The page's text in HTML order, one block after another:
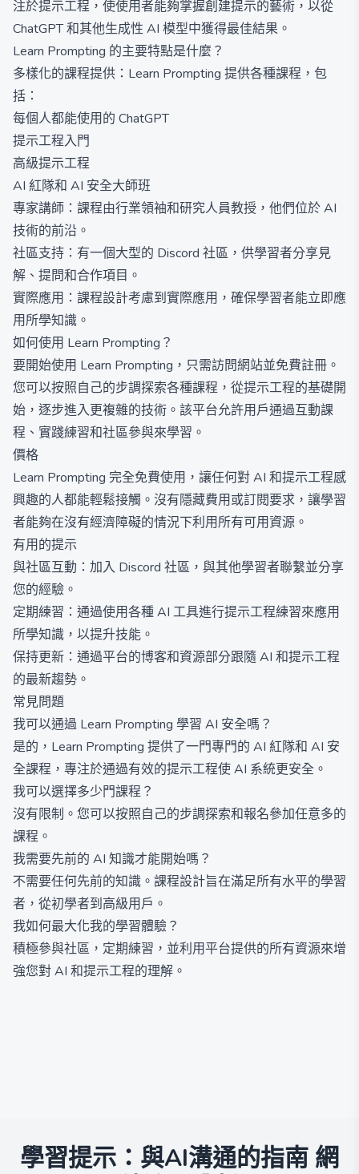
注於提示工程，使使用者能夠掌握創建提示的藝術，以從
ChatGPT 和其他生成性 AI 模型中獲得最佳結果。
Learn Prompting 的主要特點是什麼？
多樣化的課程提供：Learn Prompting 提供各種課程，包
括：
每個人都能使用的 ChatGPT
提示工程入門
高級提示工程
AI 紅隊和 AI 安全大師班
專家講師：課程由行業領袖和研究人員教授，他們位於 AI
技術的前沿。
社區支持：有一個大型的 Discord 社區，供學習者分享見
解、提問和合作項目。
實際應用：課程設計考慮到實際應用，確保學習者能立即應
用所學知識。
如何使用 Learn Prompting？
要開始使用 Learn Prompting，只需訪問網站並免費註冊。
您可以按照自己的步調探索各種課程，從提示工程的基礎開
始，逐步進入更複雜的技術。該平台允許用戶通過互動課
程、實踐練習和社區參與來學習。
價格
Learn Prompting 完全免費使用，讓任何對 AI 和提示工程感
興趣的人都能輕鬆接觸。沒有隱藏費用或訂閱要求，讓學習
者能夠在沒有經濟障礙的情況下利用所有可用資源。
有用的提示
與社區互動：加入 Discord 社區，與其他學習者聯繫並分享
您的經驗。
定期練習：通過使用各種 AI 工具進行提示工程練習來應用
所學知識，以提升技能。
保持更新：通過平台的博客和資源部分跟隨 AI 和提示工程
的最新趨勢。
常見問題
我可以通過 Learn Prompting 學習 AI 安全嗎？
是的，Learn Prompting 提供了一門專門的 AI 紅隊和 AI 安
全課程，專注於通過有效的提示工程使 AI 系統更安全。
我可以選擇多少門課程？
沒有限制。您可以按照自己的步調探索和報名參加任意多的
課程。
我需要先前的 AI 知識才能開始嗎？
不需要任何先前的知識。課程設計旨在滿足所有水平的學習
者，從初學者到高級用戶。
我如何最大化我的學習體驗？
積極參與社區，定期練習，並利用平台提供的所有資源來增
強您對 AI 和提示工程的理解。
學習提示：與AI溝通的指南 網